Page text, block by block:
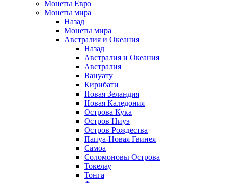
Монеты Евро
Монеты мира
Назад
Монеты мира
Австралия и Океания
Назад
Австралия и Океания
Австралия
Вануату
Кирибати
Новая Зеландия
Новая Каледония
Острова Кука
Остров Ниуэ
Остров Рождества
Папуа-Новая Гвинея
Самоа
Соломоновы Острова
Токелау
Тонга